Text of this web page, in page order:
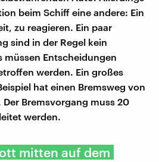
beim Schiff eine andere: Ein
zu reagieren. Ein paar
sind in der Regel kein
müssen Entscheidungen
werden. Ein großes
hat einen Bremsweg von
Bremsvorgang muss 20
werden.
mitten auf dem